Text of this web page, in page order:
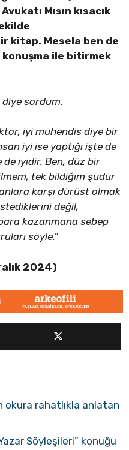
Mısın kısacık
kitap. Mesela ben de
konuşma ile bitirmek
diye sordum.
iyi mühendis diye bir
iyi ise yaptığı işte de
iyidir. Ben, düz bir
tek bildiğim şudur
karşı dürüst olmak
değil,
kazanmana sebep
söyle.”
2024)
okura rahatlıkla anlatan
Söyleşileri” konuğu